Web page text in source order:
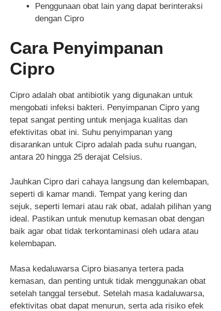
Penggunaan obat lain yang dapat berinteraksi
dengan Cipro
Cara Penyimpanan
Cipro
Cipro adalah obat antibiotik yang digunakan untuk
mengobati infeksi bakteri. Penyimpanan Cipro yang
tepat sangat penting untuk menjaga kualitas dan
efektivitas obat ini. Suhu penyimpanan yang
disarankan untuk Cipro adalah pada suhu ruangan,
antara 20 hingga 25 derajat Celsius.
Jauhkan Cipro dari cahaya langsung dan kelembapan,
seperti di kamar mandi. Tempat yang kering dan
sejuk, seperti lemari atau rak obat, adalah pilihan yang
ideal. Pastikan untuk menutup kemasan obat dengan
baik agar obat tidak terkontaminasi oleh udara atau
kelembapan.
Masa kedaluwarsa Cipro biasanya tertera pada
kemasan, dan penting untuk tidak menggunakan obat
setelah tanggal tersebut. Setelah masa kadaluwarsa,
efektivitas obat dapat menurun, serta ada risiko efek